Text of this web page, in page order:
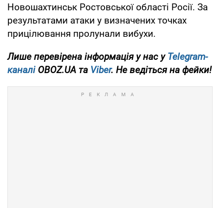
Новошахтинськ Ростовської області Росії. За
результатами атаки у визначених точках
прицілювання пролунали вибухи.
Лише перевірена інформація у нас уTelegram-
каналіOBOZ.UA та Viber. Не ведіться на фейки!